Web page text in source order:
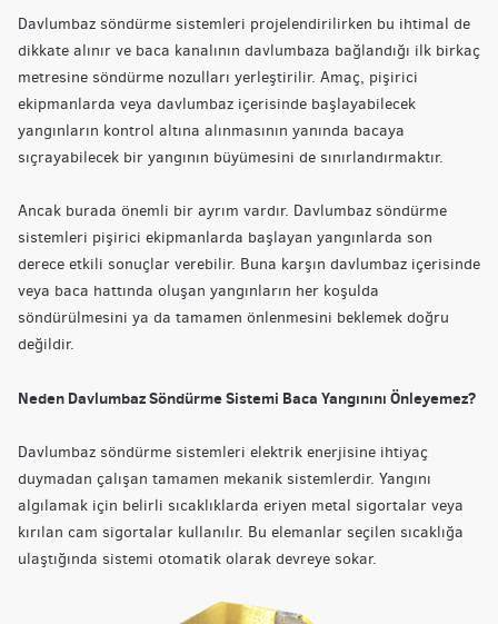
Davlumbaz söndürme sistemleri projelendirilirken bu ihtimal de
dikkate alınır ve baca kanalının davlumbaza bağlandığı ilk birkaç
metresine söndürme nozulları yerleştirilir. Amaç, pişirici
ekipmanlarda veya davlumbaz içerisinde başlayabilecek
yangınların kontrol altına alınmasının yanında bacaya
sıçrayabilecek bir yangının büyümesini de sınırlandırmaktır.
Ancak burada önemli bir ayrım vardır. Davlumbaz söndürme
sistemleri pişirici ekipmanlarda başlayan yangınlarda son
derece etkili sonuçlar verebilir. Buna karşın davlumbaz içerisinde
veya baca hattında oluşan yangınların her koşulda
söndürülmesini ya da tamamen önlenmesini beklemek doğru
değildir.
Neden Davlumbaz Söndürme Sistemi Baca Yangınını Önleyemez?
Davlumbaz söndürme sistemleri elektrik enerjisine ihtiyaç
duymadan çalışan tamamen mekanik sistemlerdir. Yangını
algılamak için belirli sıcaklıklarda eriyen metal sigortalar veya
kırılan cam sigortalar kullanılır. Bu elemanlar seçilen sıcaklığa
ulaştığında sistemi otomatik olarak devreye sokar.